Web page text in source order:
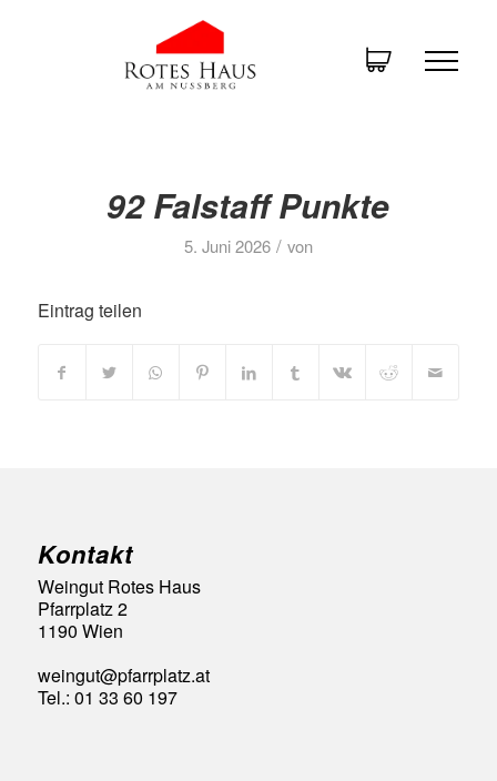
92 Falstaff Punkte
5. Juni 2026 / von
Eintrag teilen
Kontakt
Weingut Rotes Haus
Pfarrplatz 2
1190 Wien
weingut@pfarrplatz.at
Tel.: 01 33 60 197